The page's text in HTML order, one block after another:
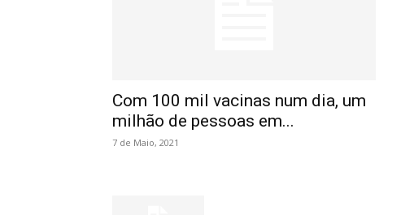
Com 100 mil vacinas num dia, um
milhão de pessoas em...
7 de Maio, 2021